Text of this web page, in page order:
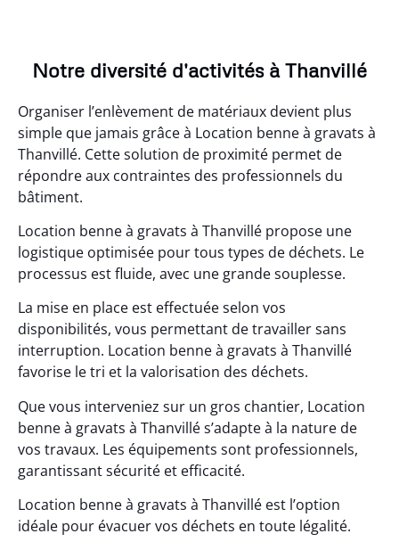
Notre diversité d'activités à Thanvillé
Organiser l’enlèvement de matériaux devient plus
simple que jamais grâce à Location benne à gravats à
Thanvillé. Cette solution de proximité permet de
répondre aux contraintes des professionnels du
bâtiment.
Location benne à gravats à Thanvillé propose une
logistique optimisée pour tous types de déchets. Le
processus est fluide, avec une grande souplesse.
La mise en place est effectuée selon vos
disponibilités, vous permettant de travailler sans
interruption. Location benne à gravats à Thanvillé
favorise le tri et la valorisation des déchets.
Que vous interveniez sur un gros chantier, Location
benne à gravats à Thanvillé s’adapte à la nature de
vos travaux. Les équipements sont professionnels,
garantissant sécurité et efficacité.
Location benne à gravats à Thanvillé est l’option
idéale pour évacuer vos déchets en toute légalité.